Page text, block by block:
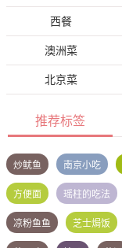
西餐
澳洲菜
北京菜
推荐标签
炒鱿鱼 南京小吃
方便面 瑶柱的吃法
凉粉鱼鱼 芝士焗饭